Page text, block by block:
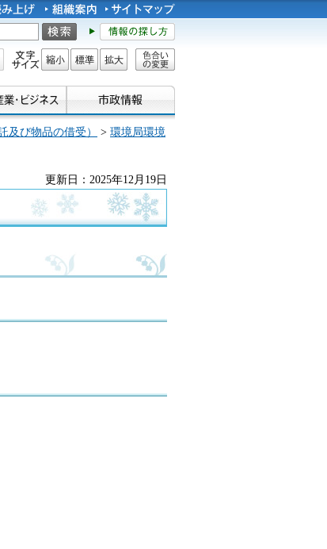
文字サイズ
縮小 標準 拡大
色合い
及び物品の借受） > 環境局環境
更新日：2025年12月19日